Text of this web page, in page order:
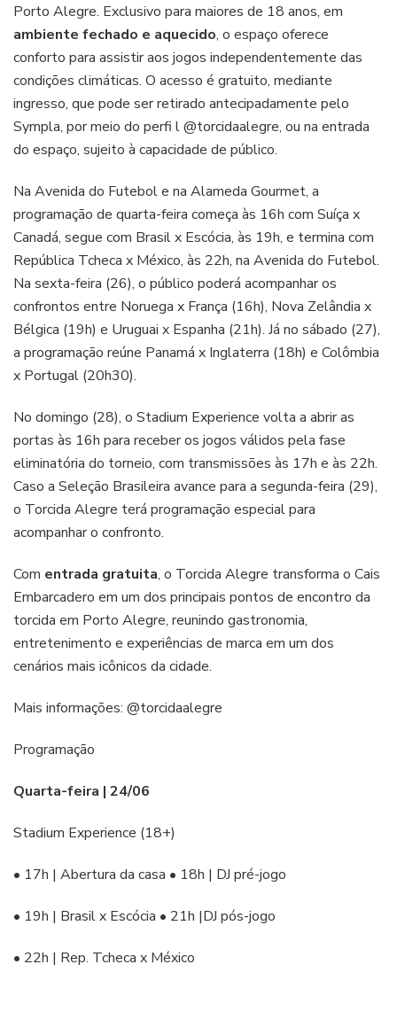
Porto Alegre. Exclusivo para maiores de 18 anos, em
ambiente fechado e aquecido, o espaço oferece
conforto para assistir aos jogos independentemente das
condições climáticas. O acesso é gratuito, mediante
ingresso, que pode ser retirado antecipadamente pelo
Sympla, por meio do perfi l @torcidaalegre, ou na entrada
do espaço, sujeito à capacidade de público.
Na Avenida do Futebol e na Alameda Gourmet, a
programação de quarta-feira começa às 16h com Suíça x
Canadá, segue com Brasil x Escócia, às 19h, e termina com
República Tcheca x México, às 22h, na Avenida do Futebol.
Na sexta-feira (26), o público poderá acompanhar os
confrontos entre Noruega x França (16h), Nova Zelândia x
Bélgica (19h) e Uruguai x Espanha (21h). Já no sábado (27),
a programação reúne Panamá x Inglaterra (18h) e Colômbia
x Portugal (20h30).
No domingo (28), o Stadium Experience volta a abrir as
portas às 16h para receber os jogos válidos pela fase
eliminatória do torneio, com transmissões às 17h e às 22h.
Caso a Seleção Brasileira avance para a segunda-feira (29),
o Torcida Alegre terá programação especial para
acompanhar o confronto.
Com entrada gratuita, o Torcida Alegre transforma o Cais
Embarcadero em um dos principais pontos de encontro da
torcida em Porto Alegre, reunindo gastronomia,
entretenimento e experiências de marca em um dos
cenários mais icônicos da cidade.
Mais informações: @torcidaalegre
Programação
Quarta-feira | 24/06
Stadium Experience (18+)
• 17h | Abertura da casa • 18h | DJ pré-jogo
• 19h | Brasil x Escócia • 21h |DJ pós-jogo
• 22h | Rep. Tcheca x México